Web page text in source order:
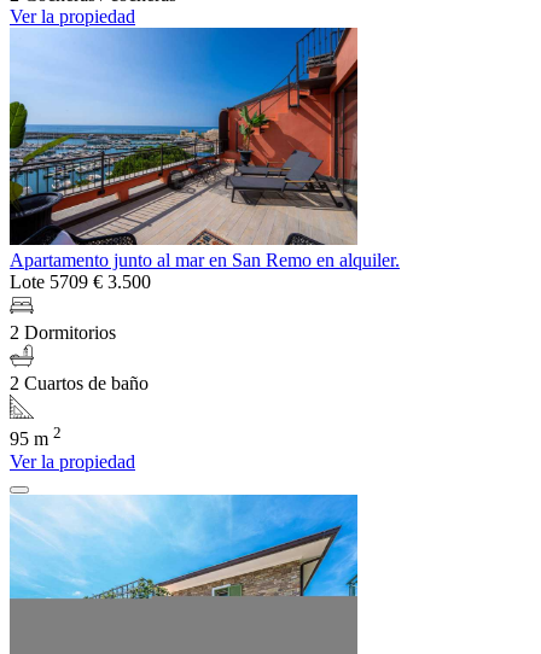
Ver la propiedad
Apartamento junto al mar en San Remo en alquiler.
Lote 5709 € 3.500
2 Dormitorios
2 Cuartos de baño
95 m 2
Ver la propiedad